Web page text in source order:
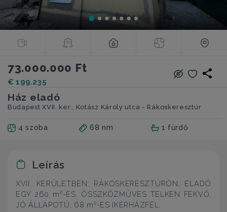
73.000.000 Ft
€ 199.235
Ház eladó
Budapest XVII. ker., Kotász Károly utca - Rákoskeresztúr
4 szoba 68 nm 1 fürdő
Leírás
XVII. KERÜLETBEN: RÁKOSKERESZTÚRÓN, ELADÓ
EGY 260 m²-ES, ÖSSZKÖZMŰVES TELKEN FEKVŐ,
JÓ ÁLLAPOTÚ, 68 m²-ES IKERHÁZFÉL.